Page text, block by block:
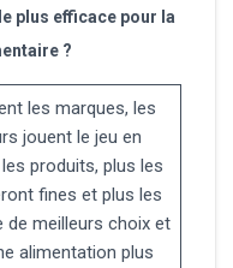
plus efficace pour la
?
les marques, les
jouent le jeu en
produits, plus les
fines et plus les
meilleurs choix et
alimentation plus